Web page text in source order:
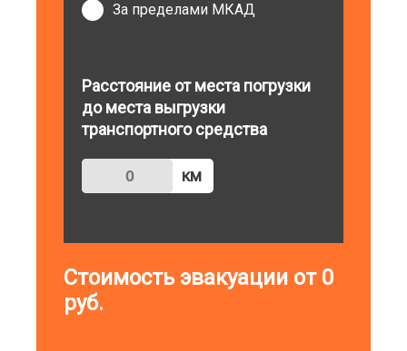
За пределами МКАД
Расстояние от места погрузки
до места выгрузки
транспортного средства
км
Стоимость эвакуации от 0
руб.